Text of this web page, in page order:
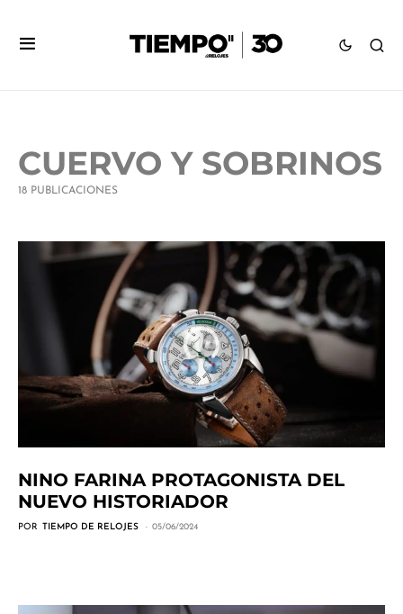
CUERVO Y SOBRINOS
18 PUBLICACIONES
NINO FARINA PROTAGONISTA DEL
NUEVO HISTORIADOR
POR TIEMPO DE RELOJES 05/06/2024